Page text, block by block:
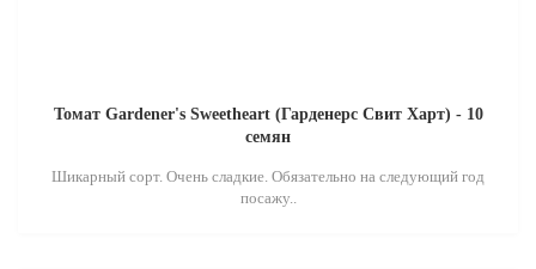
Томат Gardener's Sweetheart (Гарденерс Свит Харт) - 10
семян
Шикарный сорт. Очень сладкие. Обязательно на следующий год
посажу..